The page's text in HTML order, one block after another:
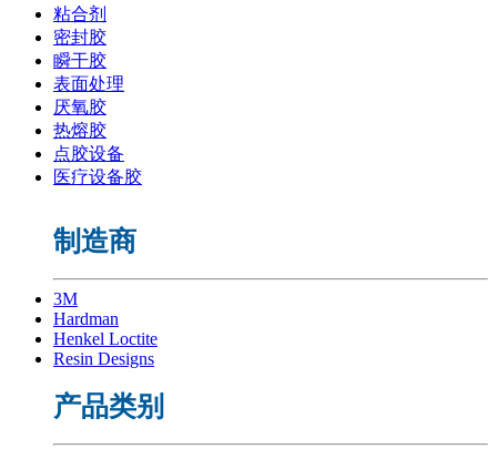
粘合剂
密封胶
瞬干胶
表面处理
厌氧胶
热熔胶
点胶设备
医疗设备胶
制造商
3M
Hardman
Henkel Loctite
Resin Designs
产品类别